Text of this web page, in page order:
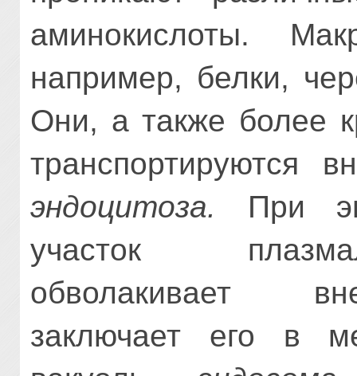
аминокислоты.
например, белки,
Они, а также более
транспортируются
эндоцитоза.
При
участок
обволакивает
заключает его в